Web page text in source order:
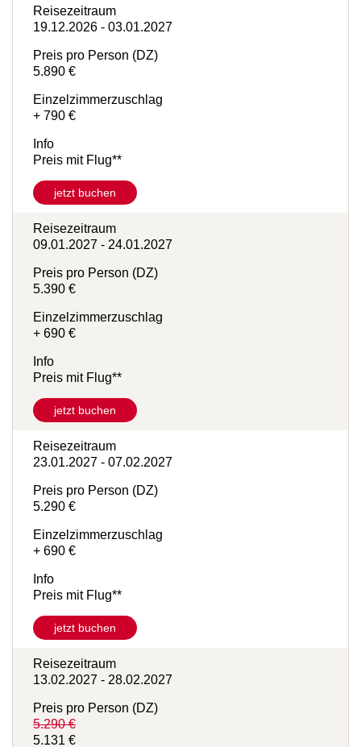
Reisezeitraum
Preis pro Person (DZ)
Einzelzimmerzuschlag
Info
Preis mit Flug**
Reisezeitraum
Preis pro Person (DZ)
Einzelzimmerzuschlag
Info
Preis mit Flug**
Reisezeitraum
Preis pro Person (DZ)
Einzelzimmerzuschlag
Info
Preis mit Flug**
Reisezeitraum
Preis pro Person (DZ)
5.290 €